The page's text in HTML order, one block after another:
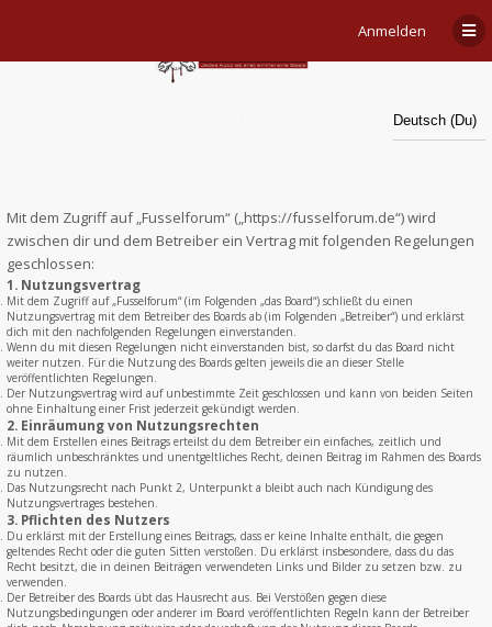
Anmelden
Mit dem Zugriff auf „Fusselforum“ („https://fusselforum.de“) wird
zwischen dir und dem Betreiber ein Vertrag mit folgenden Regelungen
geschlossen:
1. Nutzungsvertrag
Mit dem Zugriff auf „Fusselforum“ (im Folgenden „das Board“) schließt du einen
Nutzungsvertrag mit dem Betreiber des Boards ab (im Folgenden „Betreiber“) und erklärst
dich mit den nachfolgenden Regelungen einverstanden.
Wenn du mit diesen Regelungen nicht einverstanden bist, so darfst du das Board nicht
weiter nutzen. Für die Nutzung des Boards gelten jeweils die an dieser Stelle
veröffentlichten Regelungen.
Der Nutzungsvertrag wird auf unbestimmte Zeit geschlossen und kann von beiden Seiten
ohne Einhaltung einer Frist jederzeit gekündigt werden.
2. Einräumung von Nutzungsrechten
Mit dem Erstellen eines Beitrags erteilst du dem Betreiber ein einfaches, zeitlich und
räumlich unbeschränktes und unentgeltliches Recht, deinen Beitrag im Rahmen des Boards
zu nutzen.
Das Nutzungsrecht nach Punkt 2, Unterpunkt a bleibt auch nach Kündigung des
Nutzungsvertrages bestehen.
3. Pflichten des Nutzers
Du erklärst mit der Erstellung eines Beitrags, dass er keine Inhalte enthält, die gegen
geltendes Recht oder die guten Sitten verstoßen. Du erklärst insbesondere, dass du das
Recht besitzt, die in deinen Beiträgen verwendeten Links und Bilder zu setzen bzw. zu
verwenden.
Der Betreiber des Boards übt das Hausrecht aus. Bei Verstößen gegen diese
Nutzungsbedingungen oder anderer im Board veröffentlichten Regeln kann der Betreiber